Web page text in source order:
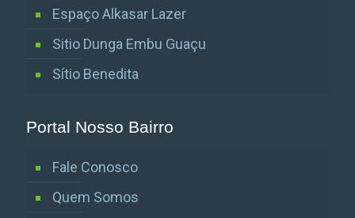
Espaço Alkasar Lazer
Sitio Dunga Embu Guaçu
Sítio Benedita
Portal Nosso Bairro
Fale Conosco
Quem Somos